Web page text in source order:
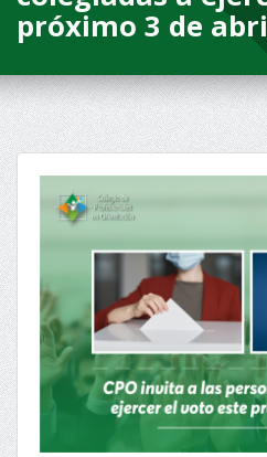
próximo 3 de